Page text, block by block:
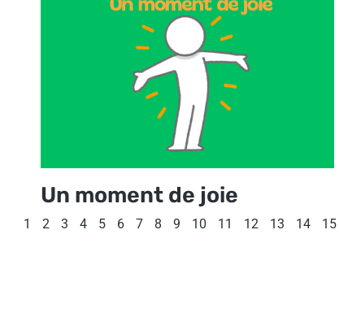
Un moment de joie
1 2 3 4 5 6 7 8 9 10 11 12 13 14 15